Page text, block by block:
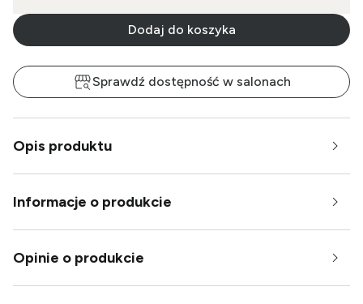
Dodaj do koszyka
Sprawdź dostępność w salonach
Opis produktu
Informacje o produkcie
Opinie o produkcie